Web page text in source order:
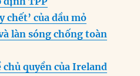
p m
chết’ của dầu mỏ
làn sóng chống toàn
chủ quyền của Ireland